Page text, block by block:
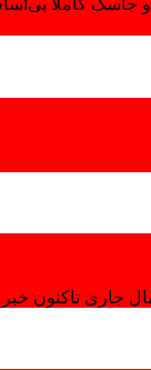
و جاسک کاملاً
جاری تاکنون خبر